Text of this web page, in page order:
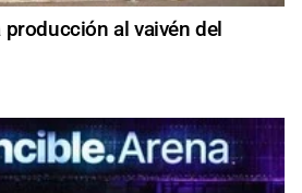
producción al vaivén del